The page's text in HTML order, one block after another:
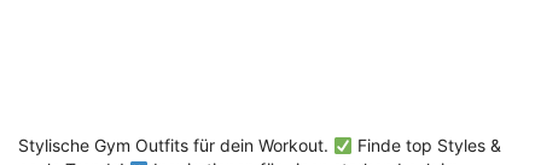
Stylische Gym Outfits für dein Workout.
Finde top Styles &